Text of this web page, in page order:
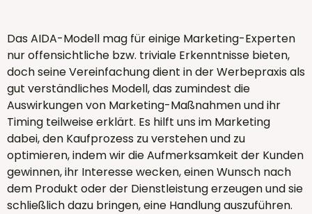
Das AIDA-Modell mag für einige Marketing-Experten
nur offensichtliche bzw. triviale Erkenntnisse bieten,
doch seine Vereinfachung dient in der Werbepraxis als
gut verständliches Modell, das zumindest die
Auswirkungen von Marketing-Maßnahmen und ihr
Timing teilweise erklärt. Es hilft uns im Marketing
dabei, den Kaufprozess zu verstehen und zu
optimieren, indem wir die Aufmerksamkeit der Kunden
gewinnen, ihr Interesse wecken, einen Wunsch nach
dem Produkt oder der Dienstleistung erzeugen und sie
schließlich dazu bringen, eine Handlung auszuführen.